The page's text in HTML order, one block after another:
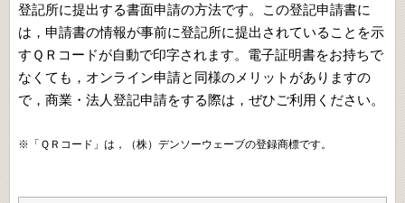
登記所に提出する書面申請の方法です。この登記申請書に
は，申請書の情報が事前に登記所に提出されていることを示
すＱＲコードが自動で印字されます。電子証明書をお持ちで
なくても，オンライン申請と同様のメリットがありますの
で，商業・法人登記申請をする際は，ぜひご利用ください。
※「ＱＲコード」は，（株）デンソーウェーブの登録商標です。